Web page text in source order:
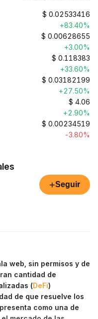
$ 0.02533416
+83.40%
$ 0.00628655
+3.00%
$ 0.118383
+33.60%
$ 0.03182199
+27.50%
$ 4.06
+2.90%
$ 0.00234519
-3.80%
+Seguir
web, sin permisos y de
cantidad de
(DeFi)
de que resuelve los
como una de